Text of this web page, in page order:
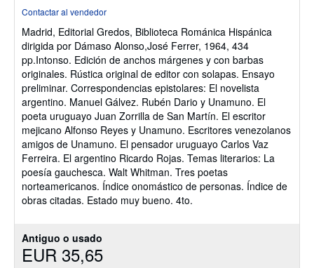
Antiguo o usado
EUR 35,65
5
de
5
estrellas
Contactar al vendedor
Madrid, Editorial Gredos, Biblioteca Románica Hispánica
dirigida por Dámaso Alonso,José Ferrer, 1964, 434
pp.Intonso. Edición de anchos márgenes y con barbas
originales. Rústica original de editor con solapas. Ensayo
preliminar. Correspondencias epistolares: El novelista
argentino. Manuel Gálvez. Rubén Dario y Unamuno. El
poeta uruguayo Juan Zorrilla de San Martín. El escritor
mejicano Alfonso Reyes y Unamuno. Escritores venezolanos
amigos de Unamuno. El pensador uruguayo Carlos Vaz
Ferreira. El argentino Ricardo Rojas. Temas literarios: La
poesía gauchesca. Walt Whitman. Tres poetas
norteamericanos. Índice onomástico de personas. Índice de
obras citadas. Estado muy bueno. 4to.